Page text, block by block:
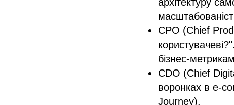
CPO (Chief
бізнес-
CDO (Chief
воронках в e-
Journey).